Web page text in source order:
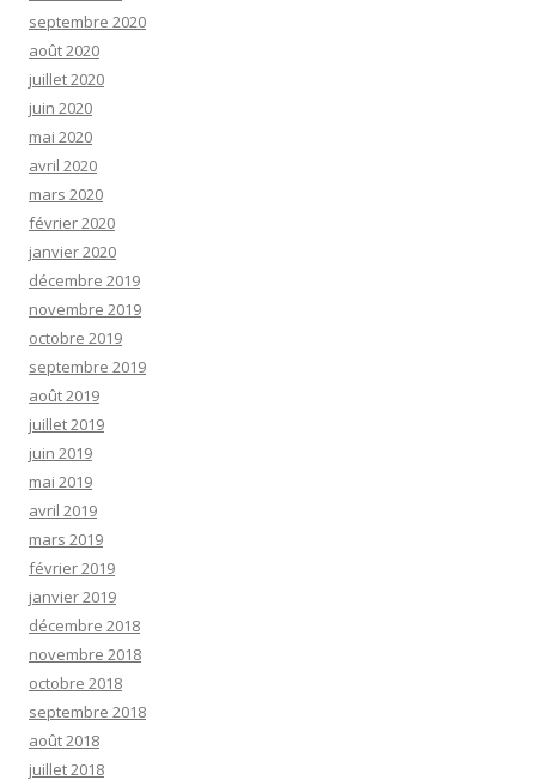
septembre 2020
août 2020
juillet 2020
juin 2020
mai 2020
avril 2020
mars 2020
février 2020
janvier 2020
décembre 2019
novembre 2019
octobre 2019
septembre 2019
août 2019
juillet 2019
juin 2019
mai 2019
avril 2019
mars 2019
février 2019
janvier 2019
décembre 2018
novembre 2018
octobre 2018
septembre 2018
août 2018
juillet 2018